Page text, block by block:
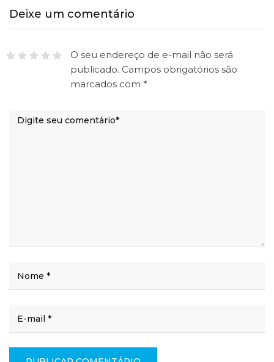
Deixe um comentário
O seu endereço de e-mail não será
publicado. Campos obrigatórios são
marcados com *